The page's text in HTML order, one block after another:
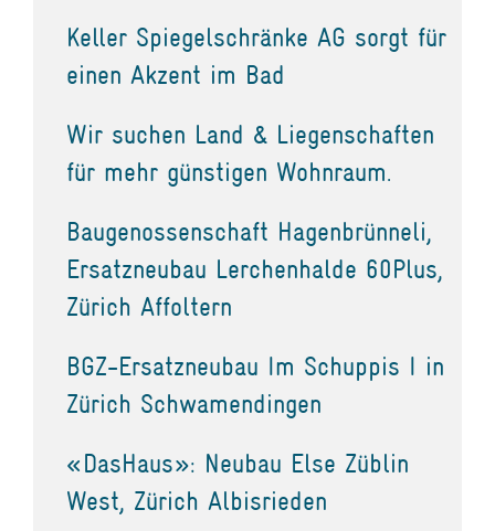
Keller Spiegelschränke AG sorgt für
einen Akzent im Bad
Wir suchen Land & Liegenschaften
für mehr günstigen Wohnraum.
Baugenossenschaft Hagenbrünneli,
Ersatzneubau Lerchenhalde 60Plus,
Zürich Affoltern
BGZ-Ersatzneubau Im Schuppis I in
Zürich Schwamendingen
«DasHaus»: Neubau Else Züblin
West, Zürich Albisrieden